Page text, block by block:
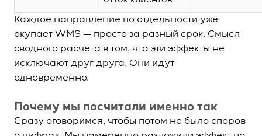
Каждое направление по отдельности уже
окупает WMS — просто за разный срок. Смысл
сводного расчёта в том, что эти эффекты не
исключают друг друга. Они идут
одновременно.
Почему мы посчитали именно так
Сразу оговоримся, чтобы потом не было споров